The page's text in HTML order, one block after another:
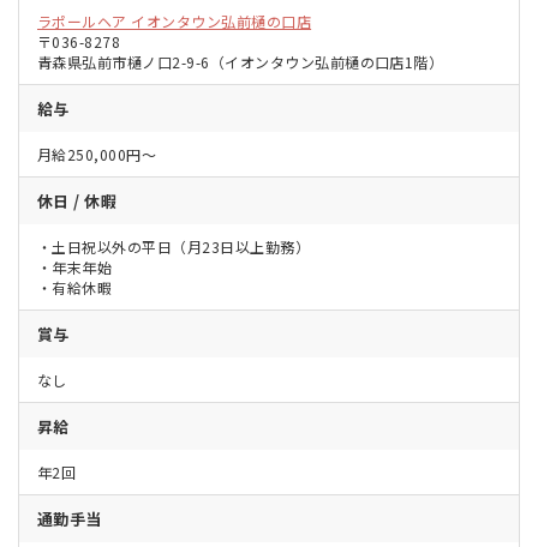
ラポールヘア イオンタウン弘前樋の口店
〒036-8278
青森県弘前市樋ノ口2-9-6（イオンタウン弘前樋の口店1階）
給与
月給250,000円～
休日 / 休暇
・土日祝以外の平日（月23日以上勤務）
・年末年始
・有給休暇
賞与
なし
昇給
年2回
通勤手当